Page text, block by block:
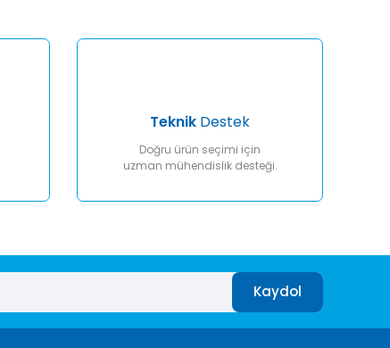
Teknik Destek
Doğru ürün seçimi için
uzman mühendislik desteği.
Kaydol